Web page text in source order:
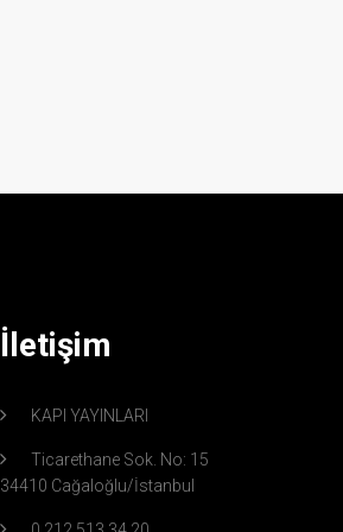
İletişim
KAPI YAYINLARI
Ticarethane Sok. No: 15
34410 Cağaloğlu/İstanbul